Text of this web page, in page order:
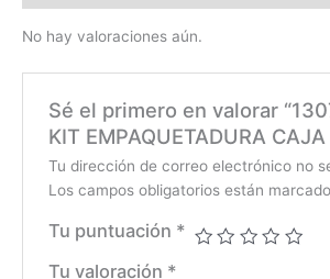
No hay valoraciones aún.
Sé el primero en valorar
KIT EMPAQUETADURA
Tu dirección de correo electrónico no
Los campos obligatorios están
Tu puntuación *
Tu valoración *